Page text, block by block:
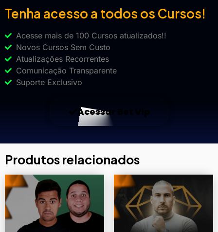
Tenha acesso a todos os Cursos!
Acesse mais de 100 Cursos atualizados!!
Novos Cursos Sem Custo
Atualizações Recorrentes
Comunicação Transparente
Suporte Exclusivo
Acessar Bet Vip
Produtos relacionados